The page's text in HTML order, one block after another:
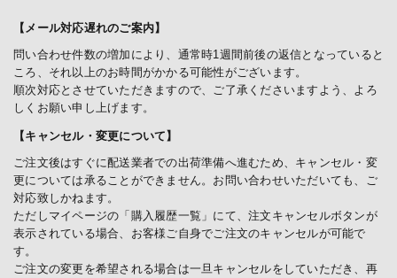
【メール対応遅れのご案内】
問い合わせ件数の増加により、通常時1週間前後の返信となっていると
ころ、それ以上のお時間がかかる可能性がございます。
順次対応とさせていただきますので、ご了承くださいますよう、よろ
しくお願い申し上げます。
【キャンセル・変更について】
ご注文後はすぐに配送業者での出荷準備へ進むため、キャンセル・変
更については承ることができません。お問い合わせいただいても、ご
対応致しかねます。
ただしマイページの「購入履歴一覧」にて、注文キャンセルボタンが
表示されている場合、お客様ご自身でご注文のキャンセルが可能で
す。
ご注文の変更を希望される場合は一旦キャンセルをしていただき、再